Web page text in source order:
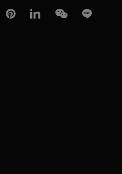
PinterestlinkedInWeChatLine